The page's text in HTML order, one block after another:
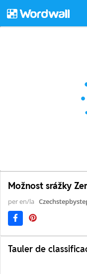
Možnost srážky
per en/la
Tauler de